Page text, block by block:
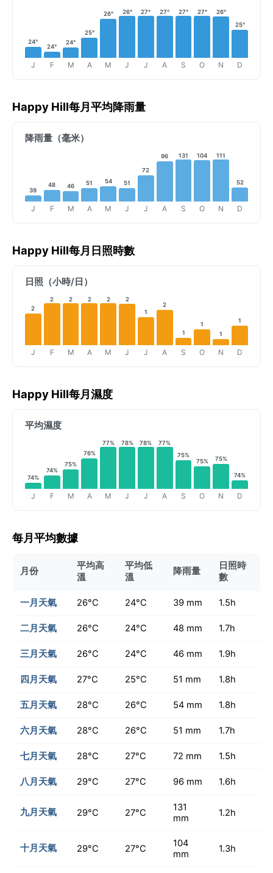
24°
J
24°
F
24°
M
25°
A
26°
M
26°
J
27°
J
27°
A
27°
S
27°
O
26°
N
25°
D
Happy Hill每月平均降雨量
降雨量（毫米）
39
J
48
F
46
M
51
A
54
M
51
J
72
J
96
A
131
S
104
O
111
N
52
D
Happy Hill每月日照時數
日照（小時/日）
2
J
2
F
2
M
2
A
2
M
2
J
1
J
2
A
1
S
1
O
1
N
1
D
Happy Hill每月濕度
平均濕度
74%
J
74%
F
75%
M
76%
A
77%
M
78%
J
78%
J
77%
A
75%
S
75%
O
75%
N
74%
D
每月平均數據
月份
平均高
溫
平均低
溫
降雨量
日照時
數
一月天氣 26°C 24°C 39 mm 1.5h
二月天氣 26°C 24°C 48 mm 1.7h
三月天氣 26°C 24°C 46 mm 1.9h
四月天氣 27°C 25°C 51 mm 1.8h
五月天氣 28°C 26°C 54 mm 1.8h
六月天氣 28°C 26°C 51 mm 1.7h
七月天氣 28°C 27°C 72 mm 1.5h
八月天氣 29°C 27°C 96 mm 1.6h
九月天氣 29°C 27°C
131
mm
1.2h
十月天氣 29°C 27°C
104
mm
1.3h